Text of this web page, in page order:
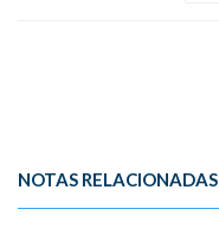
NOTAS RELACIONADAS